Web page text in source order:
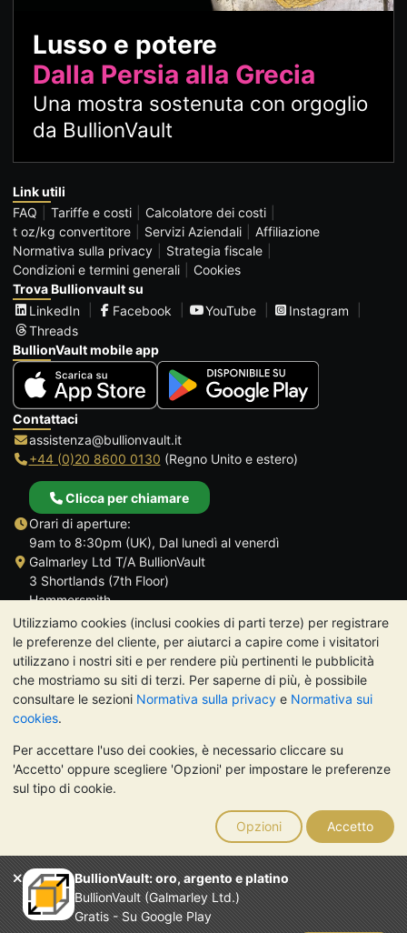
Utilizziamo cookies (inclusi cookies di parti terze) per registrare
le preferenze del cliente, per aiutarci a capire come i visitatori
utilizzano i nostri siti e per rendere più pertinenti le pubblicità
che mostriamo su siti di terzi. Per saperne di più, è possibile
consultare le sezioni Normativa sulla privacy e Normativa sui
cookies.
Per accettare l'uso dei cookies, è necessario cliccare su
'Accetto' oppure scegliere 'Opzioni' per impostare le preferenze
sul tipo di cookie.
Opzioni Accetto
BullionVault: oro, argento e platino
BullionVault (Galmarley Ltd.)
Gratis - Su Google Play
Lusso e potere
Dalla Persia alla Grecia
Una mostra sostenuta con orgoglio
da BullionVault
Link utili
FAQ
Tariffe e costi
Calcolatore dei costi
t oz/kg convertitore
Servizi Aziendali
Affiliazione
Normativa sulla privacy
Strategia fiscale
Condizioni e termini generali
Cookies
Trova Bullionvault su
LinkedIn
Facebook YouTube
Instagram
Threads
BullionVault mobile app
Contattaci
assistenza@bullionvault.it
+44 (0)20 8600 0130 (Regno Unito e estero)
Clicca per chiamare
Orari di aperture:
9am to 8:30pm (UK), Dal lunedì al venerdì
Galmarley Ltd T/A BullionVault
3 Shortlands (7th Floor)
Hammersmith
Londra
W6 8DA
Regno Unito
TrustScore 4.7 | 488 recensioni
NOTA BENE: Il valore dei metalli preziosi può diminuire o
aumentare, e i trend storici non sono predittori dell'andamento
futuro. Nulla di quanto contenuto nei siti web di BullionVault o
nelle sue comunicazioni costituisce una consulenza sugli
investimenti. Si consiglia di rivolgersi a un professionista per
stabilire se l'investimento in metalli preziosi è adatto alle proprie
esigenze.
Galmarley Ltd, trading acome BullionVault, registrata in
Inghilterra e Galles 4943684